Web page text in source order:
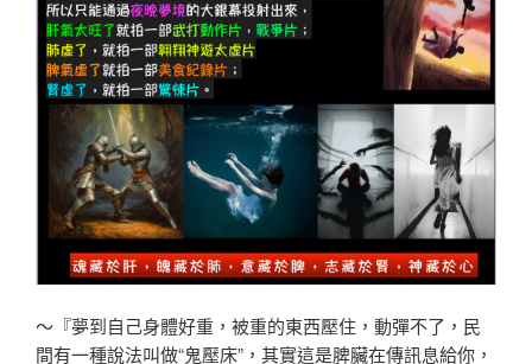
～『夢到自己身體好重，被重的東西壓住，動彈不了，民
間有一種說法叫做“鬼壓床”，其實這是脾臟在傳訊息給你，